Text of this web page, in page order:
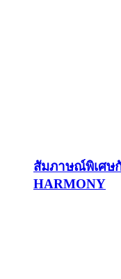
สัมภาษณ์พิเศษ
HARMONY